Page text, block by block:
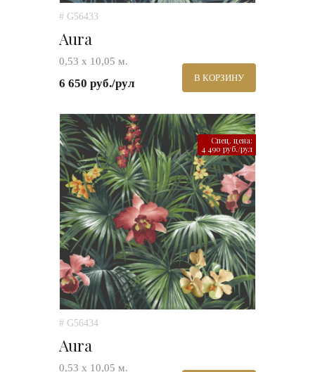
# G56433
Aura
0,53 х 10,05 м.
6 650 руб./рул В КОРЗИНУ
Спец. цена:
4 490 руб./рул
# G56434
Aura
0,53 х 10,05 м.